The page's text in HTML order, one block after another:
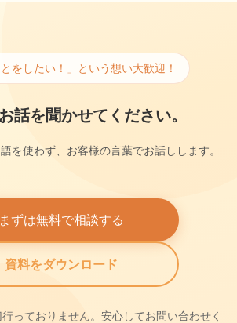
とをしたい！」という想い大歓迎！
お話を聞かせてください。
を使わず、お客様の言葉でお話しします。
まずは無料で相談する
資料をダウンロード
っておりません。安心してお問い合わせく